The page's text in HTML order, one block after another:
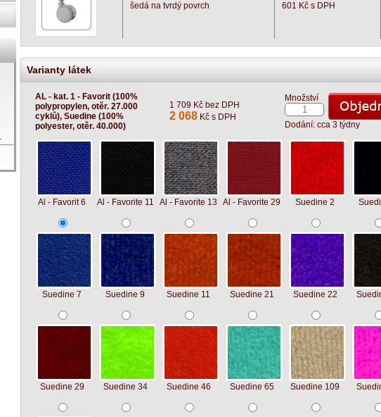
šedá na tvrdý povrch 601 Kč s DPH
Varianty látek
AL - kat. 1 - Favorit (100%
polypropylen, otěr. 27.000
cyklů), Suedine (100%
polyester, otěr. 40.000)
1 709 Kč bez DPH
2 068 Kč s DPH
Množství
Dodání: cca 3 týdny
Al - Favorit 6 Al - Favorite 11 Al - Favorite 13 Al - Favorite 29 Suedine 2
Suedine 7 Suedine 9 Suedine 11 Suedine 21 Suedine 22
Suedine 29 Suedine 34 Suedine 46 Suedine 65 Suedine 109